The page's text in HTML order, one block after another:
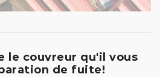
le couvreur qu'il vous
de fuite!